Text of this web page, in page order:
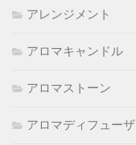
アレンジメント
アロマキャンドル
アロマストーン
アロマディフュー